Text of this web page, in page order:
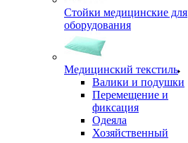
Стойки медицинские для
оборудования
Медицинский текстиль
Валики и подушки
Перемещение и
фиксация
Одеяла
Хозяйственный